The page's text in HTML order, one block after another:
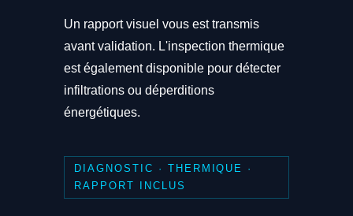
Un rapport visuel vous est transmis
avant validation. L'inspection thermique
est également disponible pour détecter
infiltrations ou déperditions
énergétiques.
DIAGNOSTIC · THERMIQUE ·
RAPPORT INCLUS